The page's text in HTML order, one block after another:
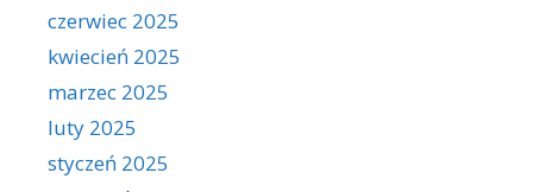
czerwiec 2025
kwiecień 2025
marzec 2025
luty 2025
styczeń 2025